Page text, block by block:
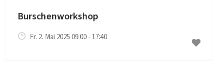
Burschenworkshop
Fr. 2. Mai 2025 09:00 - 17:40